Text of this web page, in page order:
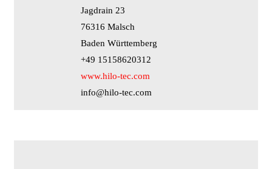
Jagdrain 23
76316 Malsch
Baden Württemberg
+49 15158620312
www.hilo-tec.com
info@hilo-tec.com